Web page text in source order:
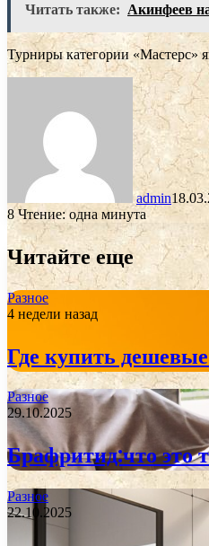
Читать также: Акинфеев
Турниры категории «Мастерс»
admin
8Чтение: одна минута
Читайте еще
Разное
4 недели назад
Где купить
Разное
29.10.2025
Брафритид:что это
Разное
22.10.2025